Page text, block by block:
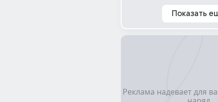
Показать